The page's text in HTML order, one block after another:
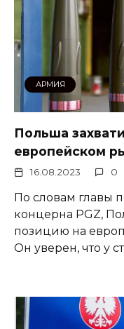
АРМИЯ
Польша
европейском
16.08.2023 0
По словам главы
концерна PGZ,
позицию на
Он уверен, что у